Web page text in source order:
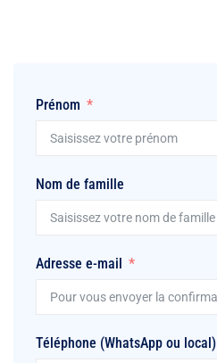
Prénom
Nom de famille
Adresse e-mail
Téléphone (WhatsApp ou local)